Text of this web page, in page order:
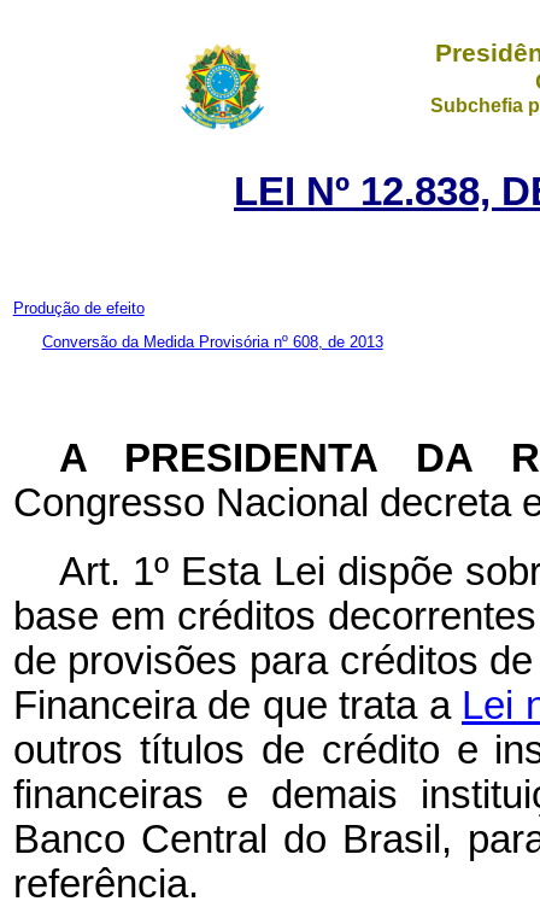
Subchefia
LEI Nº 12.838,
Produção de efeito
Conversão da Medida Provisória nº 608, de 2013
A PRESIDENTA DA
Congresso Nacional decreta
Art. 1º Esta Lei dispõe
base em créditos
de provisões para créditos
Financeira de que trata a Lei
outros títulos de crédito e
financeiras e demais
Banco Central do Brasil,
referência.